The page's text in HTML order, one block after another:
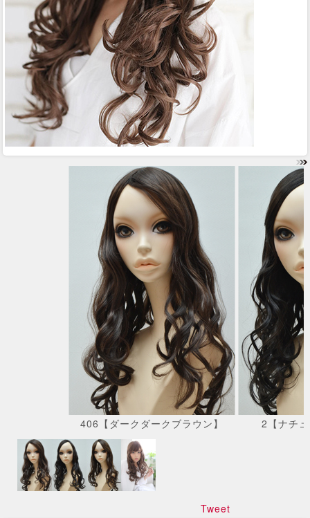
406【ダークダークブラウン】 2【ナチ
Tweet